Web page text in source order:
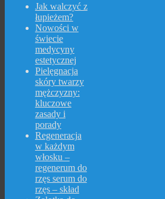
Jak walczyć z
łupieżem?
Nowości w
świecie
medycyny
estetycznej
Pielęgnacja
skóry twarzy
mężczyzny:
kluczowe
zasady i
porady
Regeneracja
w każdym
włosku –
regenerum do
rzęs serum do
rzęs – skład